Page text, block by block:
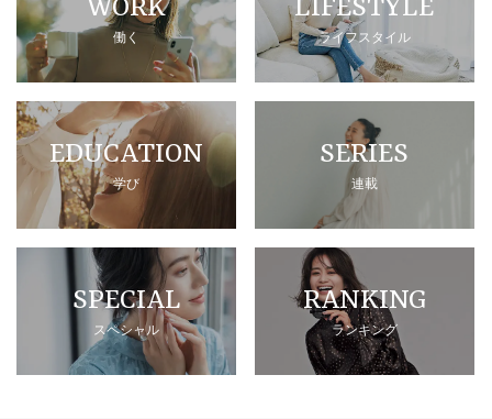
WORK
働く
LIFESTYLE
ライフスタイル
EDUCATION
学び
SERIES
連載
SPECIAL
スペシャル
RANKING
ランキング